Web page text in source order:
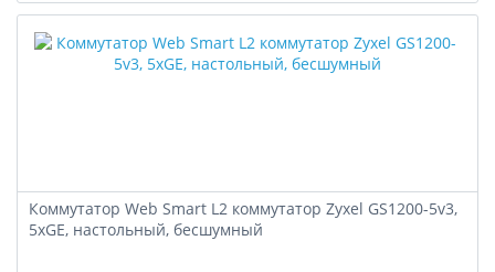
Коммутатор Web Smart L2 коммутатор Zyxel GS1200-5v3,
5xGE, настольный, бесшумный